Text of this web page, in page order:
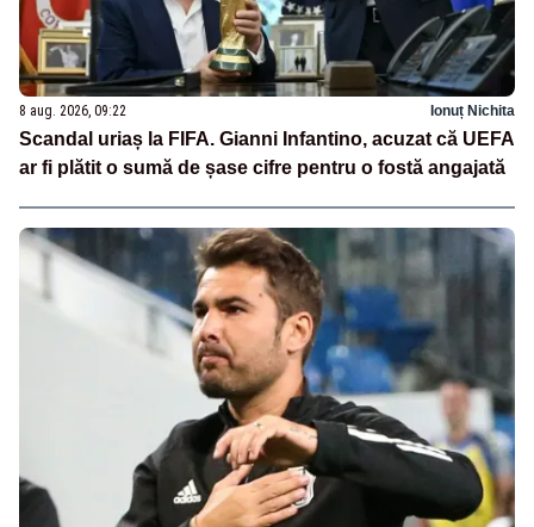
8 aug. 2026, 09:22 Ionuț Nichita
Scandal uriaș la FIFA. Gianni Infantino, acuzat că UEFA
ar fi plătit o sumă de șase cifre pentru o fostă angajată